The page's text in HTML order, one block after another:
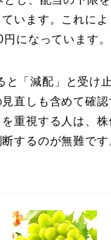
います。これに
になっています。
と「減配」と受け
直しも含めて確認
重視する人は、
するのが無難です